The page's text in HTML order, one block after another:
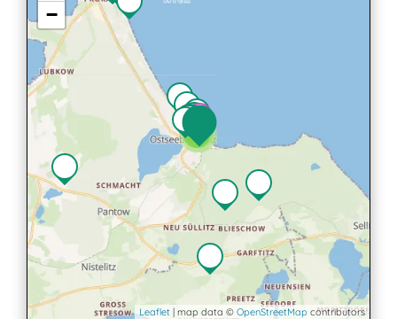
−
Leaflet | map data © OpenStreetMap contributors